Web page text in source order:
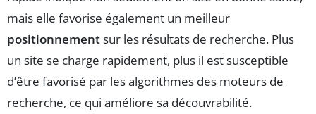
mais elle favorise également un meilleur
positionnementsur les résultats de recherche. Plus
un site se charge rapidement, plus il est susceptible
d’être favorisé par les algorithmes des moteurs de
recherche, ce qui améliore sa découvrabilité.